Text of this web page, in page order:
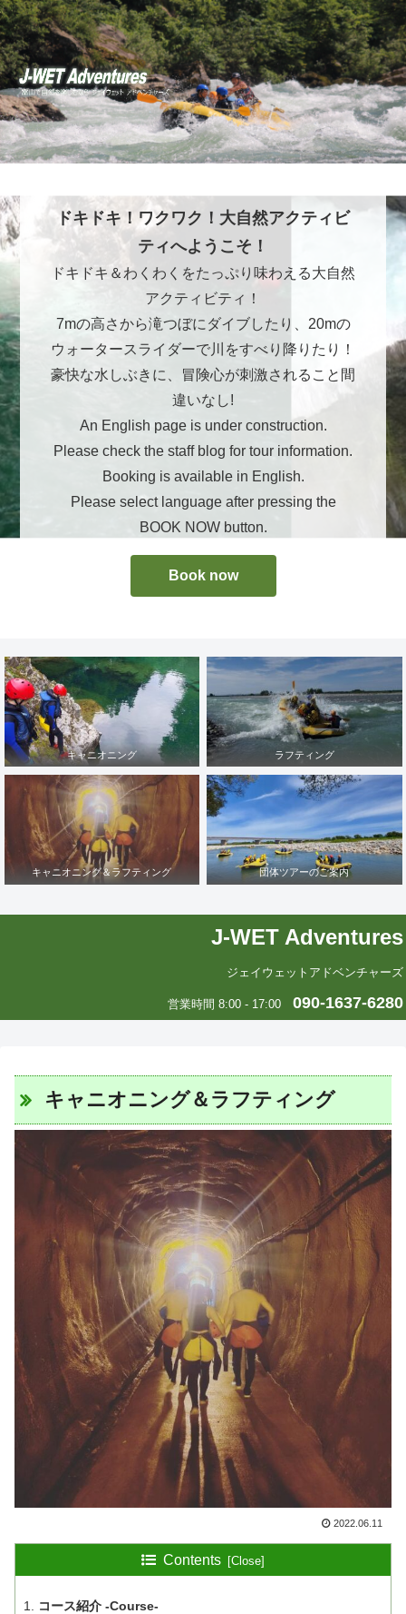
ドキドキ！ワクワク！大自然アクティビ
ティへようこそ！
ドキドキ＆わくわくをたっぷり味わえる大自然
アクティビティ！
7mの高さから滝つぼにダイブしたり、20mの
ウォータースライダーで川をすべり降りたり！
豪快な水しぶきに、冒険心が刺激されること間
違いなし!
An English page is under construction.
Please check the staff blog for tour information.
Booking is available in English.
Please select language after pressing the
BOOK NOW button.
Book now
キャニオニング ラフティング
キャニオニング＆ラフティング 団体ツアーのご案内
J-WET Adventures
ジェイウェットアドベンチャーズ
営業時間 8:00 - 17:00 090-1637-6280
キャニオニング＆ラフティング
2022.06.11
Contents
コース紹介 -Course-